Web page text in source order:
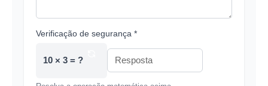
Verificação de segurança *
10 × 3 = ?